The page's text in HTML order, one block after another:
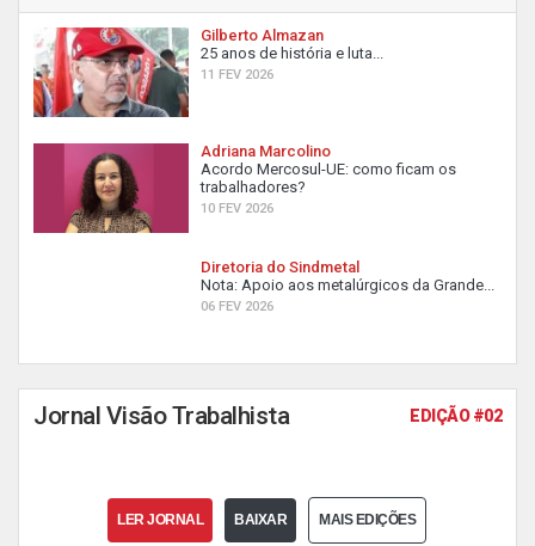
Gilberto Almazan
25 anos de história e luta...
11 FEV 2026
Adriana Marcolino
Acordo Mercosul-UE: como ficam os
trabalhadores?
10 FEV 2026
Diretoria do Sindmetal
Nota: Apoio aos metalúrgicos da Grande...
06 FEV 2026
Jornal Visão Trabalhista EDIÇÃO #02
LER JORNAL BAIXAR MAIS EDIÇÕES